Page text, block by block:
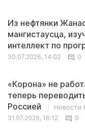
Из нефтянки
мангистаусца,
интеллект по
30.07.2026, 14:02
0
«Корона» не
теперь
Россией
Новости
31.07.2026, 16:12
0